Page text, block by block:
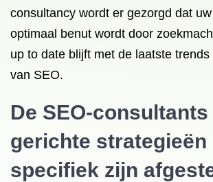
consultancy wordt er gezorgd dat
optimaal benut wordt door
up to date blijft met de laatste trends
van SEO.
De SEO-
gerichte strategieën
specifiek zijn